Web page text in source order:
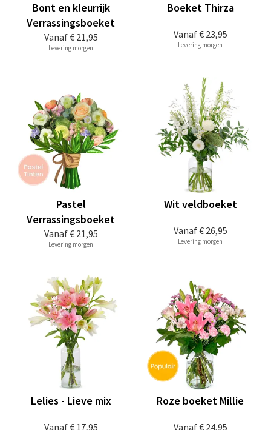
Vanaf€ 21,95
Bont en kleurrijk
Verrassingsboeket
Levering morgen
Vanaf€ 23,95
Boeket Thirza
Levering morgen
Vanaf€ 21,95
Pastel
Verrassingsboeket
Levering morgen
Vanaf€ 26,95
Wit veldboeket
Levering morgen
Vanaf€ 17,95
Lelies - Lieve mix
Vanaf€ 24,95
Roze boeket Millie